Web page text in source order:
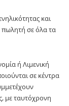
και
πωλητή σε όλα τα
ή Λιμενική
σε κέντρα
με ταυτόχρονη